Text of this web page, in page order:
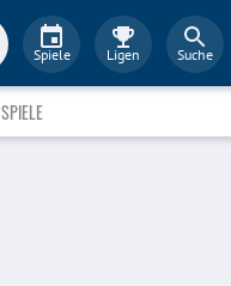
Spiele Ligen Suche
SPIELE